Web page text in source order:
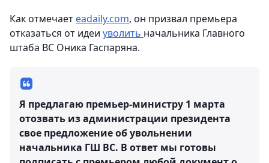
Как отмечает eadaily.com, он призвал премьера
отказаться от идеи уволить начальника Главного
штаба ВС Оника Гаспаряна.
Я предлагаю премьер-министру 1 марта
отозвать из администрации президента
свое предложение об увольнении
начальника ГШ ВС. В ответ мы готовы